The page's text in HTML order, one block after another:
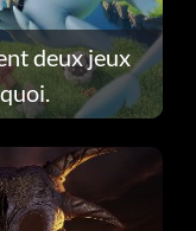
deux jeux